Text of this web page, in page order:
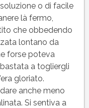
o di facile
là fermo,
che obbedendo
lontano da
forse poteva
a togliergli
gloriato.
anche meno
Si sentiva a